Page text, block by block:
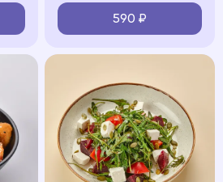
590 ₽